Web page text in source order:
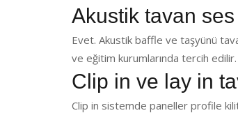
Akustik tavan ses
Evet. Akustik baffle ve taşyünü
ve eğitim kurumlarında tercih edilir.
Clip in ve lay in
Clip in sistemde paneller profile